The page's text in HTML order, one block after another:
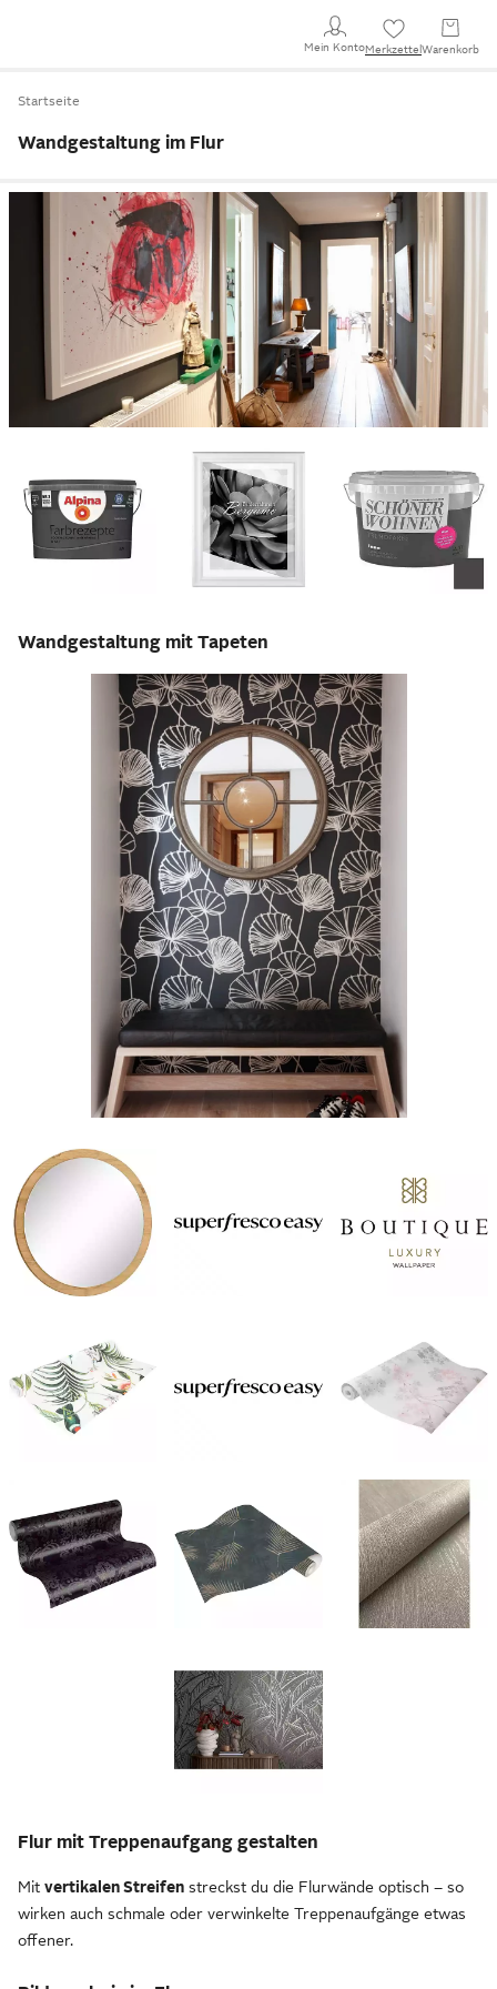
Mein KontoMerkzettel Warenkorb
Startseite
Wandgestaltung im Flur
Wandgestaltung mit Tapeten
Flur mit Treppenaufgang gestalten
Mit vertikalen Streifen streckst du die Flurwände optisch – so
wirken auch schmale oder verwinkelte Treppenaufgänge etwas
offener.